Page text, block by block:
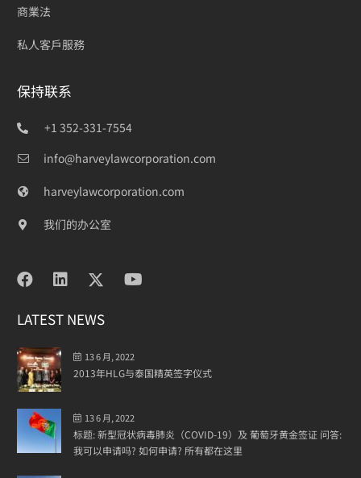
商業法
私人客戶服務
保持联系
+1 352-331-7554
info@harveylawcorporation.com
harveylawcorporation.com
我们的办公室
LATEST NEWS
13 6 月, 2022
2013年HLG与泰国精英签字仪式
13 6 月, 2022
标题: 新型冠状病毒肺炎（COVID-19）及 葡萄牙黄金签证 问答:
我可以申请吗? 如何申请? 所有都在这里